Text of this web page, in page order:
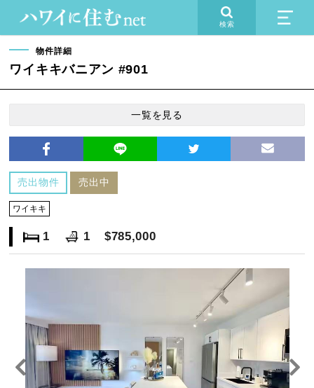
検索
物件詳細
ワイキキバニアン #901
一覧を見る
売出物件 売出中
ワイキキ
1 1 $785,000